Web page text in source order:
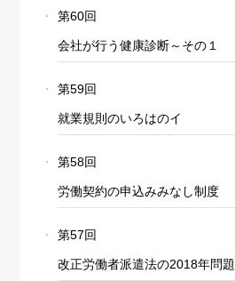
第60回
会社が行う健康診断～その１
第59回
就業規則のいろはのイ
第58回
労働契約の申込みみなし制度
第57回
改正労働者派遣法の2018年問題